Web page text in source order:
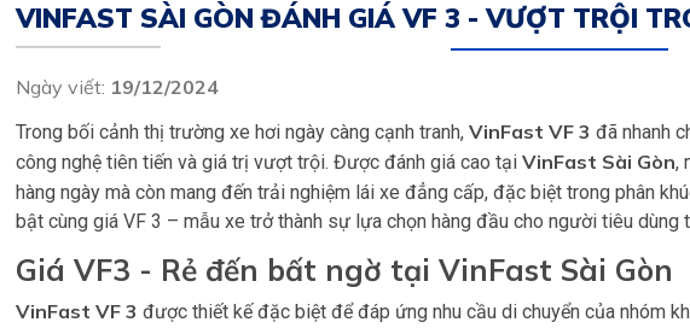
VINFAST SÀI GÒN ĐÁNH GIÁ VF 3 - VƯỢT TRỘI
Ngày viết: 19/12/2024
Trong bối cảnh thị trường xe hơi ngày càng cạnh tranh,VinFast VF 3 đã nhanh
công nghệ tiên tiến và giá trị vượt trội. Được đánh giá cao tạiVinFast Sài Gòn,
hàng ngày mà còn mang đến trải nghiệm lái xe đẳng cấp, đặc biệt trong phân
bật cùng giá VF 3 – mẫu xe trở thành sự lựa chọn hàng đầu cho người tiêu dùng
Giá VF3 - Rẻ đến bất ngờ tại VinFast Sài Gòn
VinFast VF 3 được thiết kế đặc biệt để đáp ứng nhu cầu di chuyển của nhóm